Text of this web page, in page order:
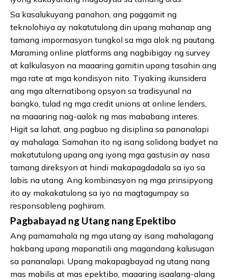
Sa kasalukuyang panahon, ang paggamit ng
teknolohiya ay nakatutulong din upang mahanap ang
tamang impormasyon tungkol sa mga alok ng pautang.
Maraming online platforms ang nagbibigay ng survey
at kalkulasyon na maaaring gamitin upang tasahin ang
mga rate at mga kondisyon nito. Tiyaking ikunsidera
ang mga alternatibong opsyon sa tradisyunal na
bangko, tulad ng mga credit unions at online lenders,
na maaaring nag-aalok ng mas mababang interes.
Higit sa lahat, ang pagbuo ng disiplina sa pananalapi
ay mahalaga. Samahan ito ng isang solidong badyet na
makatutulong upang ang iyong mga gastusin ay nasa
tamang direksyon at hindi makapagdadala sa iyo sa
labis na utang. Ang kombinasyon ng mga prinsipyong
ito ay makakatulong sa iyo na magtagumpay sa
responsableng paghiram.
Pagbabayad ng Utang nang Epektibo
Ang pamamahala ng mga utang ay isang mahalagang
hakbang upang mapanatili ang magandang kalusugan
sa pananalapi. Upang makapagbayad ng utang nang
mas mabilis at mas epektibo, maaaring isaalang-alang